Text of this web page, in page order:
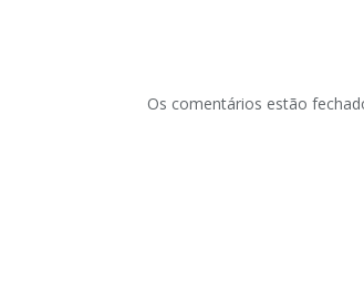
Os comentários estão